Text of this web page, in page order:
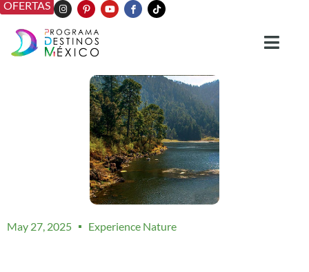
OFERTAS
May 27, 2025 Experience Nature